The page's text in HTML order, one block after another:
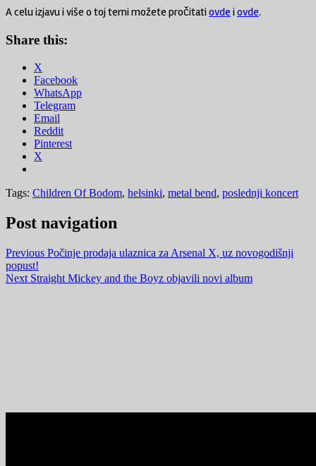
A celu izjavu i više o toj temi možete pročitatiovde iovde.
Share this:
X
Facebook
WhatsApp
Telegram
Email
Reddit
Pinterest
X
Tags: Children Of Bodom, helsinki, metal bend, poslednji koncert
Post navigation
Previous Počinje prodaja ulaznica za Arsenal X, uz novogodišnji
popust!
Next Straight Mickey and the Boyz objavili novi album